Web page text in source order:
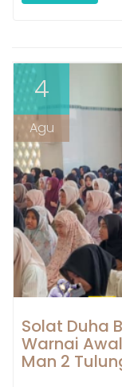
4
Agu
Solat Duha
Warnai
Man 2